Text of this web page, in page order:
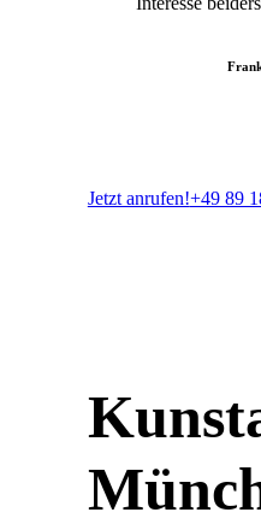
Jetzt anrufen!+49 89